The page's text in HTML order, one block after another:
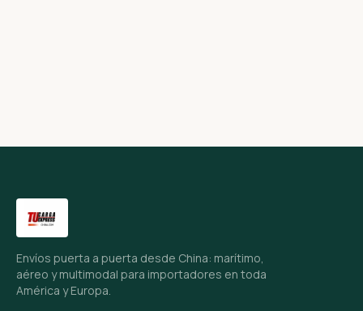
Envíos puerta a puerta desde China: marítimo,
aéreo y multimodal para importadores en toda
América y Europa.